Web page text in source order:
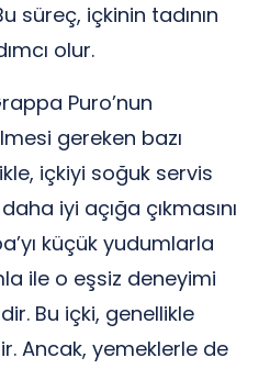
süreç, içkinin tadının
olur.
Puro’nun
gereken bazı
içkiyi soğuk servis
iyi açığa çıkmasını
küçük yudumlarla
ile o eşsiz deneyimi
Bu içki, genellikle
Ancak, yemeklerle de